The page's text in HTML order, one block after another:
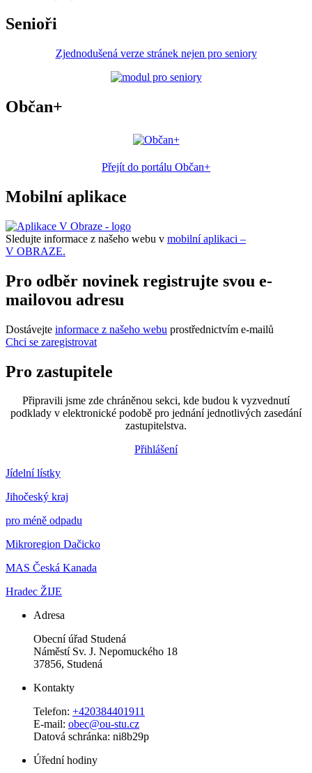
Senioři
Zjednodušená verze stránek nejen pro seniory
Občan+
Přejít do portálu Občan+
Mobilní aplikace
Sledujte informace z našeho webu v mobilní aplikaci –
V OBRAZE.
Pro odběr novinek registrujte svou e-
mailovou adresu
Dostávejte informace z našeho webu prostřednictvím e-mailů
Chci se zaregistrovat
Pro zastupitele
Připravili jsme zde chráněnou sekci, kde budou k vyzvednutí
podklady v elektronické podobě pro jednání jednotlivých zasedání
zastupitelstva.
Přihlášení
Jídelní lístky
Jihočeský kraj
pro méně odpadu
Mikroregion Dačicko
MAS Česká Kanada
Hradec ŽIJE
Adresa
Obecní úřad Studená
Náměstí Sv. J. Nepomuckého 18
37856, Studená
Kontakty
Telefon: +420384401911
E-mail: obec@ou-stu.cz
Datová schránka: ni8b29p
Úřední hodiny